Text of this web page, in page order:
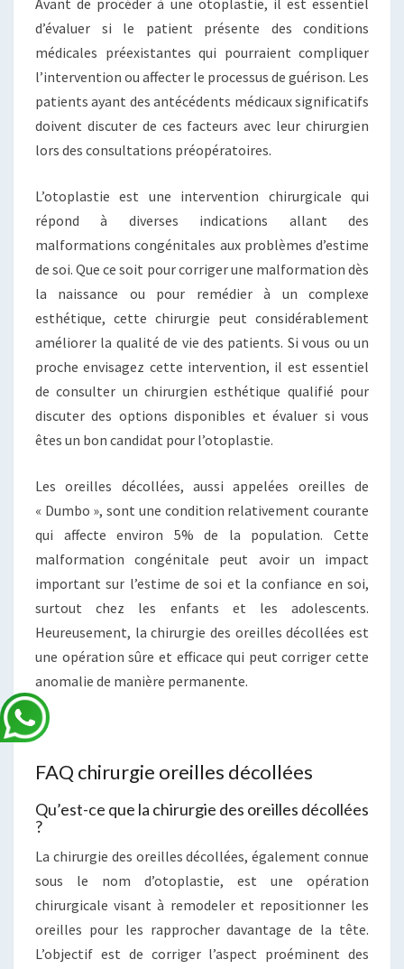
d’évaluer si le patient présente des conditions
médicales préexistantes qui pourraient compliquer
l’intervention ou affecter le processus de guérison. Les
patients ayant des antécédents médicaux significatifs
doivent discuter de ces facteurs avec leur chirurgien
lors des consultations préopératoires.
L’otoplastie est une intervention chirurgicale qui
répond à diverses indications allant des
malformations congénitales aux problèmes d’estime
de soi. Que ce soit pour corriger une malformation dès
la naissance ou pour remédier à un complexe
esthétique, cette chirurgie peut considérablement
améliorer la qualité de vie des patients. Si vous ou un
proche envisagez cette intervention, il est essentiel
de consulter un chirurgien esthétique qualifié pour
discuter des options disponibles et évaluer si vous
êtes un bon candidat pour l’otoplastie.
Les oreilles décollées, aussi appelées oreilles de
« Dumbo », sont une condition relativement courante
qui affecte environ 5% de la population. Cette
malformation congénitale peut avoir un impact
important sur l’estime de soi et la confiance en soi,
surtout chez les enfants et les adolescents.
Heureusement, la chirurgie des oreilles décollées est
une opération sûre et efficace qui peut corriger cette
anomalie de manière permanente.
FAQ chirurgie oreilles décollées
Qu’est-ce que la chirurgie des oreilles décollées
?
La chirurgie des oreilles décollées, également connue
sous le nom d’otoplastie, est une opération
chirurgicale visant à remodeler et repositionner les
oreilles pour les rapprocher davantage de la tête.
L’objectif est de corriger l’aspect proéminent des